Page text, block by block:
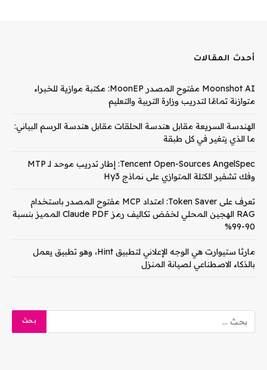
أحدث المقالات
Moonshot AI مفتوح المصدر MoonEP: مكتبة موازية للخبراء
متوازنة تمامًا لتدريب وزارة التربية والتعليم
الهندسة السريعة مقابل هندسة الحلقات مقابل هندسة الرسم البياني:
ما الذي يتغير في كل طبقة
Tencent Open-Sources AngelSpec: إطار تدريب موحد لـ MTP
وفك تشفير الكتلة المتوازي على نماذج Hy3
تعرف على Token Saver: امتداد MCP مفتوح المصدر باستخدام
RAG الهجين المحلي لخفض تكاليف رمز Claude PDF المميز بنسبة
90-99%
مارثا ستيوارت هي الوجه الإعلاني لتطبيق Hint، وهو تطبيق يعمل
بالذكاء الاصطناعي لصيانة المنزل